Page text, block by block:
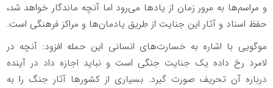
و مراسم‌ها به مرور زمان از یادها می‌رود اما آنچه ماندگار خواهد شد،
حفظ اسناد و آثار این جنایت از طریق یادمان‌ها و مراکز فرهنگی است.
موگویی با اشاره به خسارت‌های انسانی این حمله افزود: آنچه در
لامرد رخ داده یک جنایت جنگی است و نباید اجازه داد در آینده
درباره آن تحریف صورت گیرد. بسیاری از کشورها آثار جنگ را به